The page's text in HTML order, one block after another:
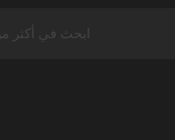
ابحث في أكثر من 50 مليون معلومة